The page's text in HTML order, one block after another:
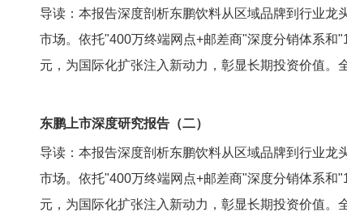
导读：本报告深度剖析东鹏饮料从区域品牌到行业
市场。依托"400万终端网点+邮差商"深度分销体系和
元，为国际化扩张注入新动力，彰显长期投资价值。
东鹏上市深度研究报告（二）
导读：本报告深度剖析东鹏饮料从区域品牌到行业
市场。依托"400万终端网点+邮差商"深度分销体系和
元，为国际化扩张注入新动力，彰显长期投资价值。